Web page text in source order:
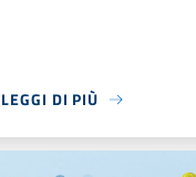
LEGGI DI PIÙ